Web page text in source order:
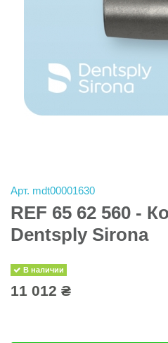
Арт. mdt00001630
REF 65 62 560 -
Dentsply Sirona
В наличии
11 012 ₴